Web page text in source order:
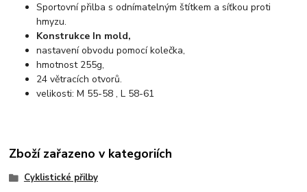
Sportovní přilba s odnímatelným štítkem a síťkou proti
hmyzu.
Konstrukce In mold,
nastavení obvodu pomocí kolečka,
hmotnost 255g,
24 větracích otvorů.
velikosti: M 55-58 , L 58-61
Zboží zařazeno v kategoriích
Cyklistické přilby